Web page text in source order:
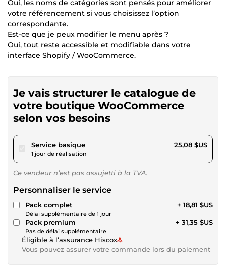
Oui, les noms de catégories sont pensés pour améliorer
votre référencement si vous choisissez l’option
correspondante.
Est-ce que je peux modifier le menu après ?
Oui, tout reste accessible et modifiable dans votre
interface Shopify / WooCommerce.
Je vais structurer le catalogue de
votre boutique WooCommerce
selon vos besoins
Service basiquepour 23,12 $US
1 jour de réalisation
25,08 $US
Ce vendeur n’est pas assujetti à la TVA.
Personnaliser le service
Pack complet
Délai supplémentaire de 1 jour
+ 18,81 $US
Pack premium
Pas de délai supplémentaire
+ 31,35 $US
Éligible à l’assurance Hiscox
Vous pouvez assurer votre commande lors du paiement